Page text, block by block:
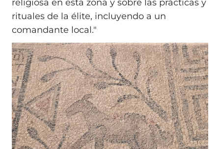
religiosa en esta zona y sobre las prácticas y
rituales de la élite, incluyendo a un
comandante local."